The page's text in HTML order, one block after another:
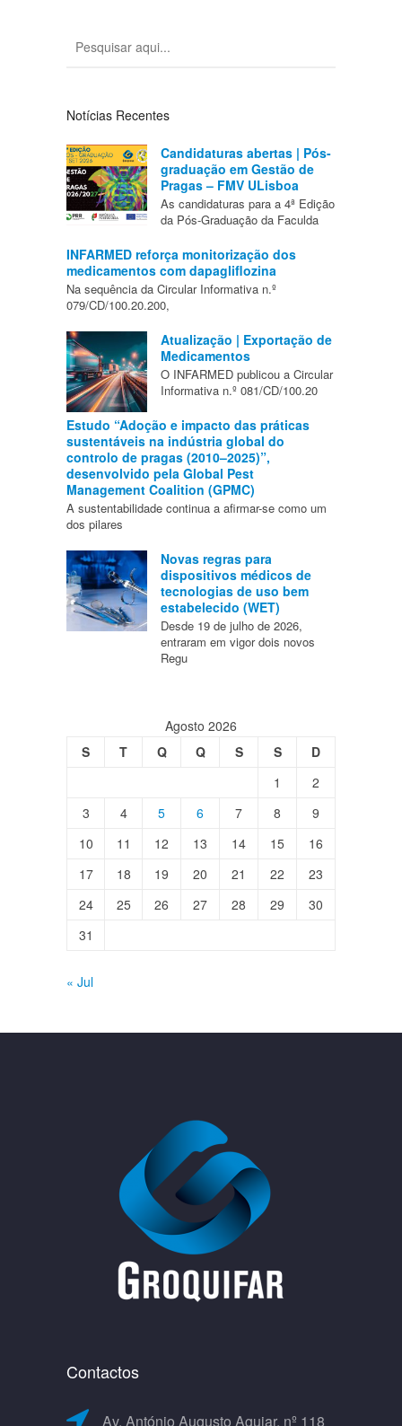
Notícias Recentes
Candidaturas abertas | Pós-
graduação em Gestão de
Pragas – FMV ULisboa
As candidaturas para a 4ª Edição
da Pós-Graduação da Faculda
INFARMED reforça monitorização dos
medicamentos com dapagliflozina
Na sequência da Circular Informativa n.º
079/CD/100.20.200,
Atualização | Exportação de
Medicamentos
O INFARMED publicou a Circular
Informativa n.º 081/CD/100.20
Estudo “Adoção e impacto das práticas
sustentáveis na indústria global do
controlo de pragas (2010–2025)”,
desenvolvido pela Global Pest
Management Coalition (GPMC)
A sustentabilidade continua a afirmar-se como um
dos pilares
Novas regras para
dispositivos médicos de
tecnologias de uso bem
estabelecido (WET)
Desde 19 de julho de 2026,
entraram em vigor dois novos
Regu
Agosto 2026
S
T Q Q S S
D
1
2
3
4 5 6 7 8
9
10
11 12 13 14 15
16
17
18 19 20 21 22
23
24
25 26 27 28 29
30
31
« Jul
Contactos
Av. António Augusto Aguiar, nº 118